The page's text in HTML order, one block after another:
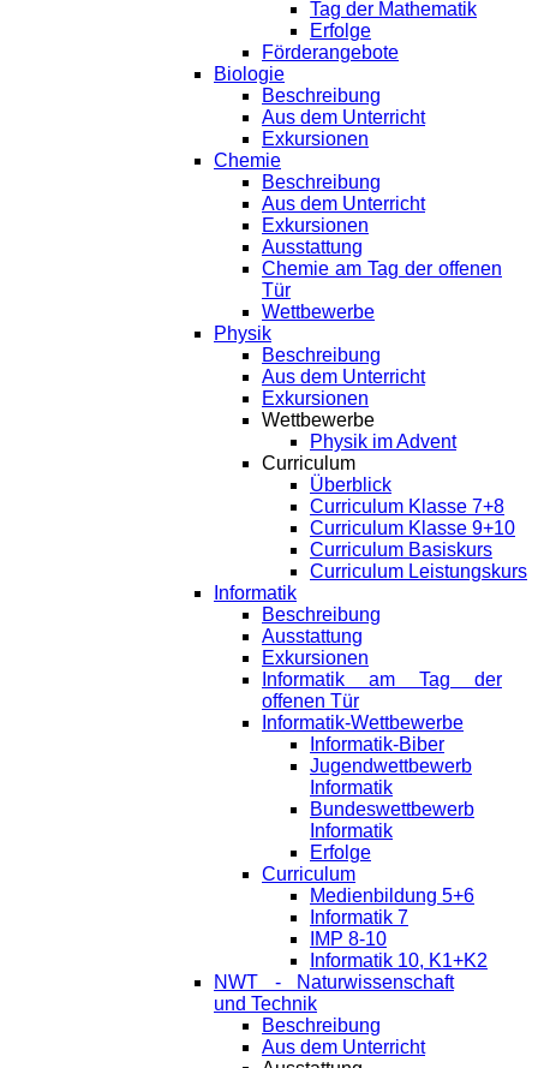
Tag der Mathematik
Erfolge
Förderangebote
Biologie
Beschreibung
Aus dem Unterricht
Exkursionen
Chemie
Beschreibung
Aus dem Unterricht
Exkursionen
Ausstattung
Chemie am Tag der offenen
Tür
Wettbewerbe
Physik
Beschreibung
Aus dem Unterricht
Exkursionen
Wettbewerbe
Physik im Advent
Curriculum
Überblick
Curriculum Klasse 7+8
Curriculum Klasse 9+10
Curriculum Basiskurs
Curriculum Leistungskurs
Informatik
Beschreibung
Ausstattung
Exkursionen
Informatik am Tag der
offenen Tür
Informatik-Wettbewerbe
Informatik-Biber
Jugendwettbewerb
Informatik
Bundeswettbewerb
Informatik
Erfolge
Curriculum
Medienbildung 5+6
Informatik 7
IMP 8-10
Informatik 10, K1+K2
NWT - Naturwissenschaft
und Technik
Beschreibung
Aus dem Unterricht